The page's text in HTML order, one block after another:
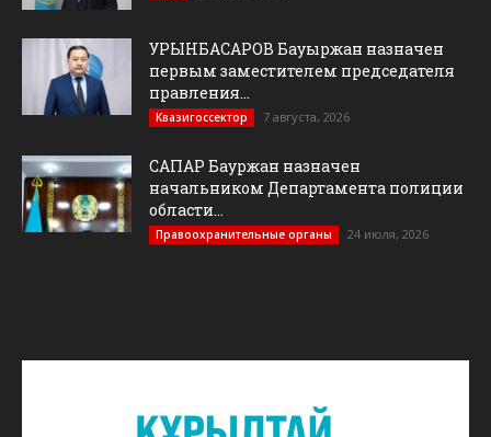
УРЫНБАСАРОВ Бауыржан назначен
первым заместителем председателя
правления...
Квазигоссектор 7 августа, 2026
САПАР Бауржан назначен
начальником Департамента полиции
области...
Правоохранительные органы 24 июля, 2026